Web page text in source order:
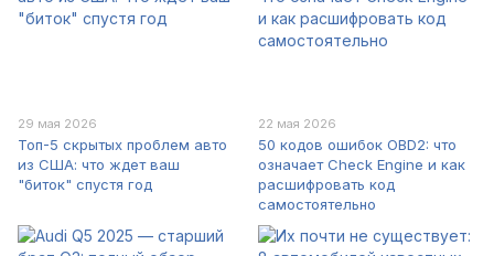
29 мая 2026
Топ-5 скрытых проблем авто
из США: что ждет ваш
"биток" спустя год
22 мая 2026
50 кодов ошибок OBD2: что
означает Check Engine и как
расшифровать код
самостоятельно